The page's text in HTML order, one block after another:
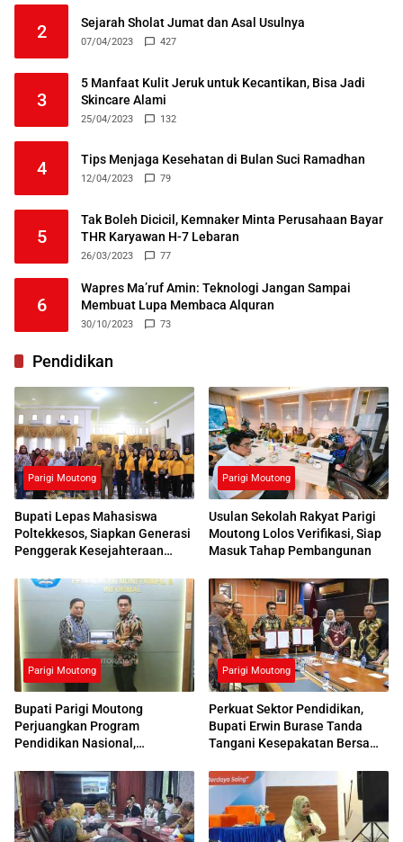
2 Sejarah Sholat Jumat dan Asal Usulnya
07/04/2023 427
3
5 Manfaat Kulit Jeruk untuk Kecantikan, Bisa Jadi
Skincare Alami
25/04/2023 132
4 Tips Menjaga Kesehatan di Bulan Suci Ramadhan
12/04/2023 79
5
Tak Boleh Dicicil, Kemnaker Minta Perusahaan Bayar
THR Karyawan H-7 Lebaran
26/03/2023 77
6
Wapres Ma’ruf Amin: Teknologi Jangan Sampai
Membuat Lupa Membaca Alquran
30/10/2023 73
Pendidikan
Parigi Moutong
Bupati Lepas Mahasiswa
Poltekkesos, Siapkan Generasi
Penggerak Kesejahteraan
Parigi Moutong
Usulan Sekolah Rakyat Parigi
Moutong Lolos Verifikasi, Siap
Masuk Tahap Pembangunan
Parigi Moutong
Bupati Parigi Moutong
Perjuangkan Program
Pendidikan Nasional,
Respons Positif
Parigi Moutong
Perkuat Sektor Pendidikan,
Bupati Erwin Burase Tanda
Tangani Kesepakatan Bersama